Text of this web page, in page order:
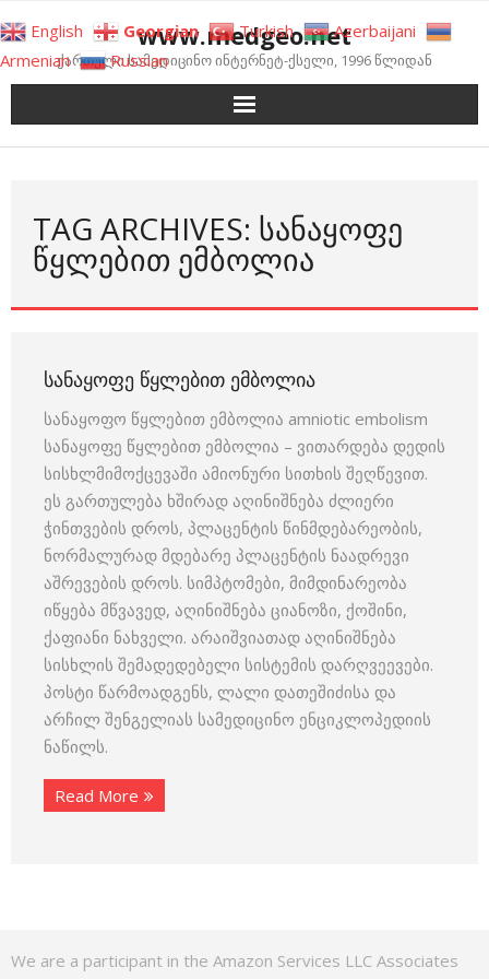
to
content
www.medgeo.net
ქართული სამედიცინო ინტერნეტ-ქსელი, 1996 წლიდან
TAG ARCHIVES: ᲡᲐᲜᲐᲧᲝᲤᲔ
ᲬᲧᲚᲔᲑᲘᲗ ᲔᲛᲑᲝᲚᲘᲐ
ᲡᲐᲜᲐᲧᲝᲤᲔ ᲬᲧᲚᲔᲑᲘᲗ ᲔᲛᲑᲝᲚᲘᲐ
სანაყოფო წყლებით ემბოლია amniotic embolism
სანაყოფე წყლებით ემბოლია – ვითარდება დედის
სისხლმიმოქცევაში ამიონური სითხის შეღწევით.
ეს გართულება ხშირად აღინიშნება ძლიერი
ჭინთვების დროს, პლაცენტის წინმდებარეობის,
ნორმალურად მდებარე პლაცენტის ნაადრევი
აშრევების დროს. სიმპტომები, მიმდინარეობა
იწყება მწვავედ, აღინიშნება ციანოზი, ქოშინი,
ქაფიანი ნახველი. არაიშვიათად აღინიშნება
სისხლის შემადედებელი სისტემის დარღვეევები.
პოსტი წარმოადგენს, ლალი დათეშიძისა და
არჩილ შენგელიას სამედიცინო ენციკლოპედიის
ნაწილს.
Read More
We are a participant in the Amazon Services LLC Associates
English Georgian Turkish
Azerbaijani
Armenian
Russian